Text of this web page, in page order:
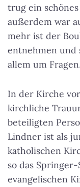
trug ein
außerdem war
mehr ist der
entnehmen und
allem um
In der Kirche
kirchliche
beteiligten
Lindner ist als
katholischen
so das
evangelischen